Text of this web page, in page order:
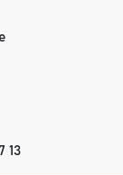
13